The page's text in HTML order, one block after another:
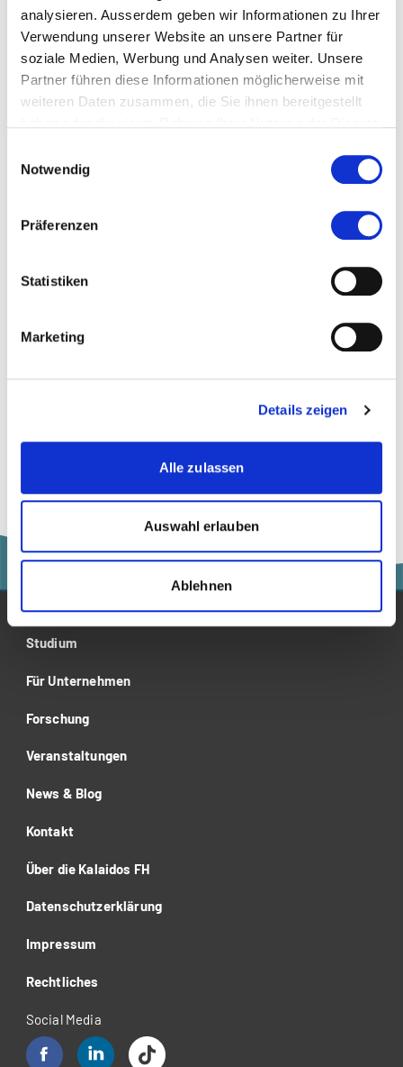
analysieren. Ausserdem geben wir Informationen zu Ihrer
Verwendung unserer Website an unsere Partner für
soziale Medien, Werbung und Analysen weiter. Unsere
Partner führen diese Informationen möglicherweise mit
weiteren Daten zusammen, die Sie ihnen bereitgestellt
Notwendig
Präferenzen
Statistiken
Marketing
Details zeigen
Alle zulassen
Auswahl erlauben
Ablehnen
Themen, die der Person zugeordnet sind:
Change Management
Digitalisierung
Innovationsmanagement
Studium
Für Unternehmen
Forschung
Veranstaltungen
News & Blog
Kontakt
Über die Kalaidos FH
Datenschutzerklärung
Impressum
Rechtliches
Social Media